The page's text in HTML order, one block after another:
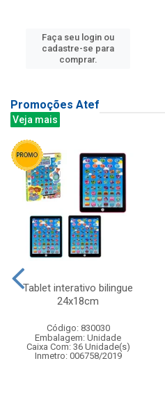
Faça seu login ou
cadastre-se para
comprar.
Promoções Atef
Veja mais
Tablet interativo bilingue
24x18cm
Código: 830030
Embalagem: Unidade
Caixa Com: 36 Unidade(s)
Inmetro: 006758/2019